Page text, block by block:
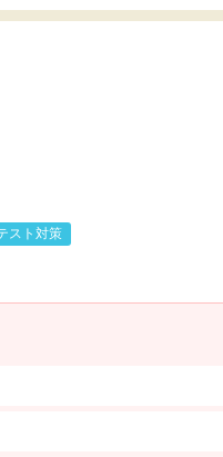
スト対策